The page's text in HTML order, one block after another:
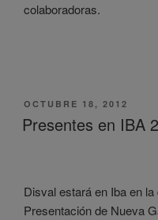
colaboradoras.
PUBLICADO
EL
OCTUBRE 18, 2012
Presentes en IBA
Disval estará en Iba en
Presentación de Nueva